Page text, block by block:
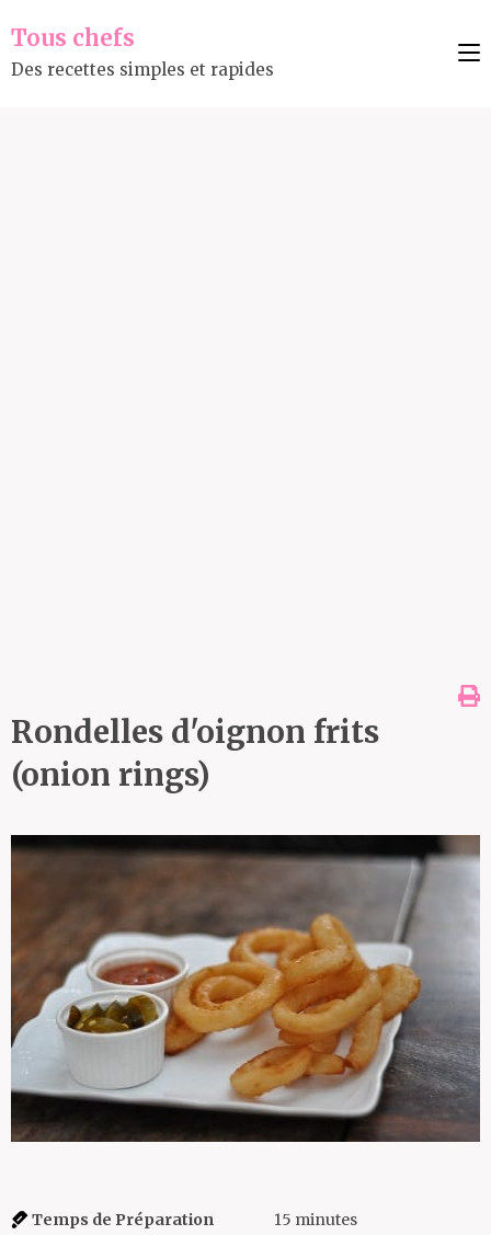
Tous chefs
Des recettes simples et rapides
Rondelles d'oignon frits
(onion rings)
Temps de Préparation 15 minutes